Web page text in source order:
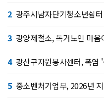
2 광주시남자단기청소년쉼터 청소년 2명,
3 광양제철소, 독거노인 마
4 광산구자원봉사센터, 폭
5 중소벤처기업부, 2026년